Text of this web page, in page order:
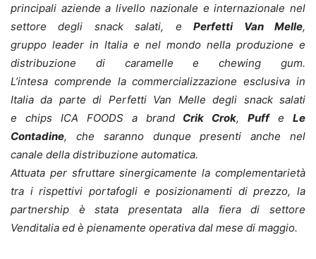
principali aziende a livello nazionale e internazionale nel
settore degli snack salati, ePerfetti Van Melle,
gruppo leader in Italia e nel mondo nella produzione e
distribuzione di caramelle e chewing gum.
L’intesa comprende la commercializzazione esclusiva in
Italia da parte di Perfetti Van Melle degli snack salati
e chips ICA FOODS a brand Crik Crok,PuffeLe
Contadine, che saranno dunque presenti anche nel
canale della distribuzione automatica.
Attuata per sfruttare sinergicamente la complementarietà
tra i rispettivi portafogli e posizionamenti di prezzo, la
partnership è stata presentata alla fiera di settore
Venditalia ed è pienamente operativa dal mese di maggio.